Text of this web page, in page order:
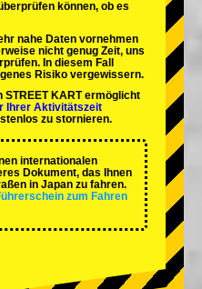
können, ob es
nahe Daten vornehmen
nicht genug Zeit, uns
In diesem Fall
Risiko vergewissern.
KART ermöglicht
Ihrer Aktivitätszeit
zu stornieren.
internationalen
Dokument, das Ihnen
in Japan zu fahren.
zum Fahren